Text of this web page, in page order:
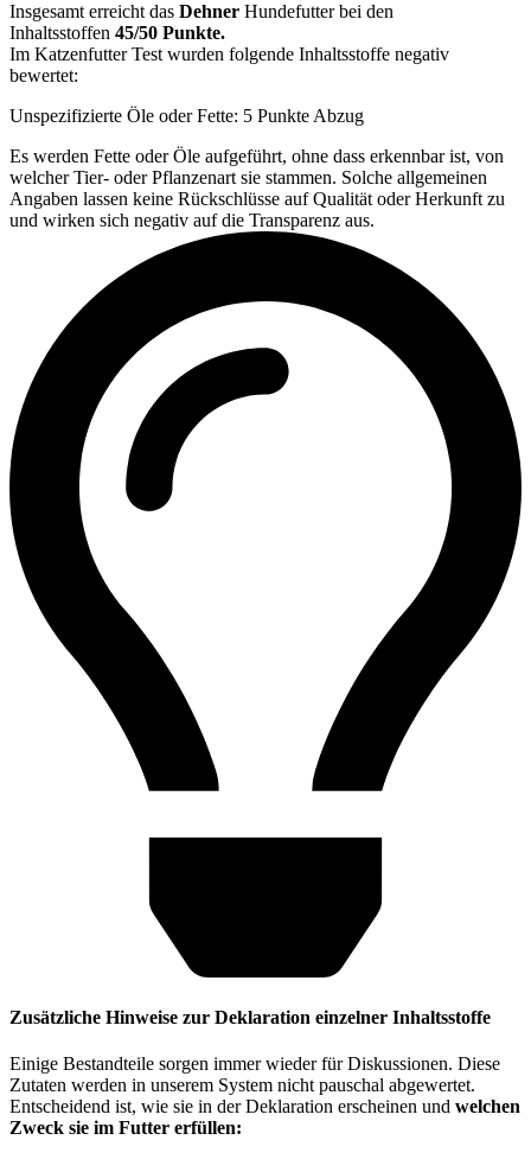
Insgesamt erreicht das Dehner Hundefutter bei den
Inhaltsstoffen 45/50 Punkte.
Im Katzenfutter Test wurden folgende Inhaltsstoffe negativ
bewertet:
Unspezifizierte Öle oder Fette: 5 Punkte Abzug
Es werden Fette oder Öle aufgeführt, ohne dass erkennbar ist, von
welcher Tier- oder Pflanzenart sie stammen. Solche allgemeinen
Angaben lassen keine Rückschlüsse auf Qualität oder Herkunft zu
und wirken sich negativ auf die Transparenz aus.
Zusätzliche Hinweise zur Deklaration einzelner Inhaltsstoffe
Einige Bestandteile sorgen immer wieder für Diskussionen. Diese
Zutaten werden in unserem System nicht pauschal abgewertet.
Entscheidend ist, wie sie in der Deklaration erscheinen und welchen
Zweck sie im Futter erfüllen: